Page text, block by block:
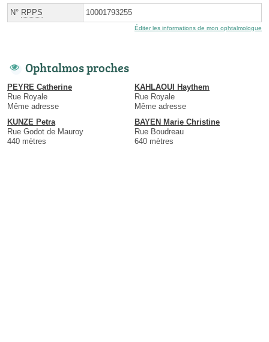
N° RPPS 10001793255
Éditer les informations de mon ophtalmologue
Ophtalmos proches
PEYRE Catherine
Rue Royale
Même adresse
KAHLAOUI Haythem
Rue Royale
Même adresse
KUNZE Petra
Rue Godot de Mauroy
440 mètres
BAYEN Marie Christine
Rue Boudreau
640 mètres